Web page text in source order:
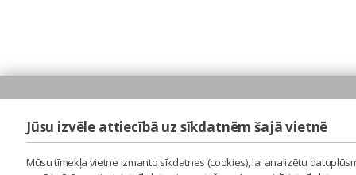
Jūsu izvēle attiecībā uz sīkdatnēm šajā vietnē
Mūsu tīmekļa vietne izmanto sīkdatnes (cookies), lai analizētu